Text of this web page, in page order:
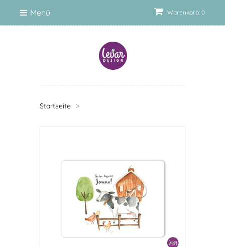
Warenkorb: 0
Menü
Startseite >